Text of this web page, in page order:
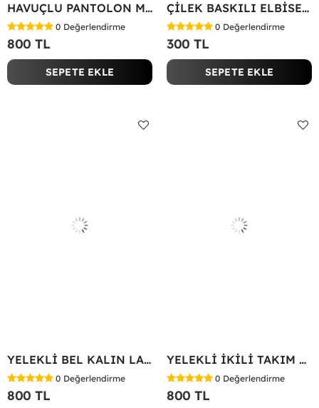
HAVUÇLU PANTOLON MİYASE TAKIM Siyah
0 Değerlendirme
800 TL
SEPETE EKLE
ÇİLEK BASKILI ELBİSE Bej
0 Değerlendirme
300 TL
SEPETE EKLE
YELEKLİ BEL KALIN LASTİK İKİLİ TAKIM Bej
0 Değerlendirme
800 TL
YELEKLİ İKİLİ TAKIM Bej
0 Değerlendirme
800 TL